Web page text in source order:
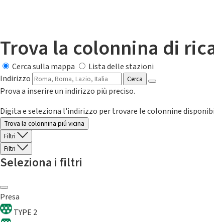
Trova la colonnina di
Cerca sulla mappa
Lista delle stazioni
Indirizzo
Cerca
Prova a inserire un indirizzo più preciso.
Digita e seleziona l'indirizzo per trovare le colonnine
Trova la colonnina piú vicina
Filtri
Filtri
Seleziona i filtri
Presa
TYPE 2